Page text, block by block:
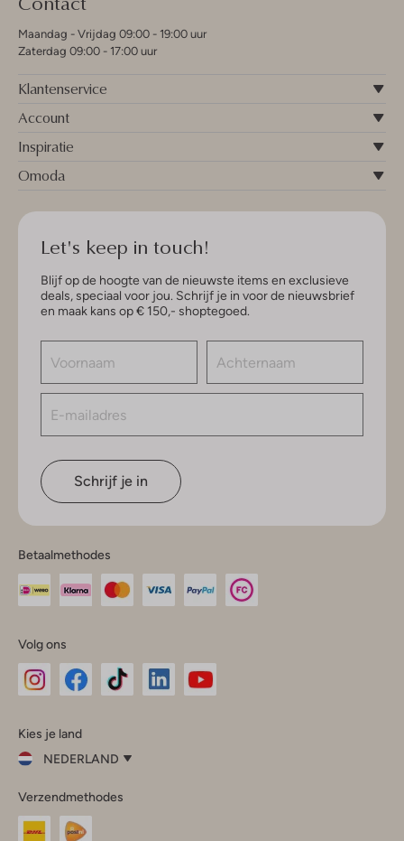
Maandag - Vrijdag 09:00 - 19:00 uur
Zaterdag 09:00 - 17:00 uur
Klantenservice
Account
Inspiratie
Omoda
Let's keep in touch!
Blijf op de hoogte van de nieuwste items en exclusieve
deals, speciaal voor jou. Schrijf je in voor de nieuwsbrief
en maak kans op € 150,- shoptegoed.
Schrijf je in
Betaalmethodes
Volg ons
InstagramFacebook
Kies je land
NEDERLAND
je
land
Verzendmethodes